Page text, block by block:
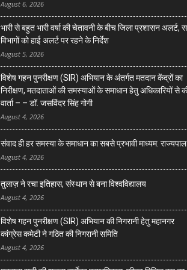
August 6, 2026
भारी से बहुत भारी वर्षा की चेतावनी के बीच जिला प्रशासन अलर्ट,
विभागों को हाई अलर्ट पर रहने के निर्देश
August 5, 2026
विशेष गहन पुनरीक्षण (SIR) अभियान के अंतर्गत मतदान केंद्रों का
निरीक्षण, मतदाताओं की समस्याओं के समाधान हेतु अधिकारियों से
वार्ता – – डॉ. जसविंदर सिंह गोगी
August 4, 2026
संवाद ही हर समस्या के समाधान का सबसे प्रभावी माध्यम: राज्यपाल
August 4, 2026
तुलाज़ ने रचा इतिहास, संस्थान से बना विश्वविद्यालय
August 4, 2026
विशेष गहन पुनरीक्षण (SIR) अभियान की निगरानी हेतु महानगर
कांग्रेस कमेटी ने गठित की निगरानी समिति
August 4, 2026